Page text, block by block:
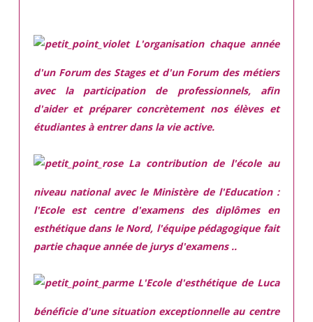
L'organisation chaque année
d'un Forum des Stages et d'un Forum des métiers
avec la participation de professionnels, afin
d'aider et préparer concrètement nos élèves et
étudiantes à entrer dans la vie active.
La contribution de l'école au
niveau national avec le Ministère de l'Education :
l'Ecole est centre d'examens des diplômes en
esthétique dans le Nord, l'équipe pédagogique fait
partie chaque année de jurys d'examens ..
L'Ecole d'esthétique de Luca
bénéficie d'une situation exceptionnelleau centre